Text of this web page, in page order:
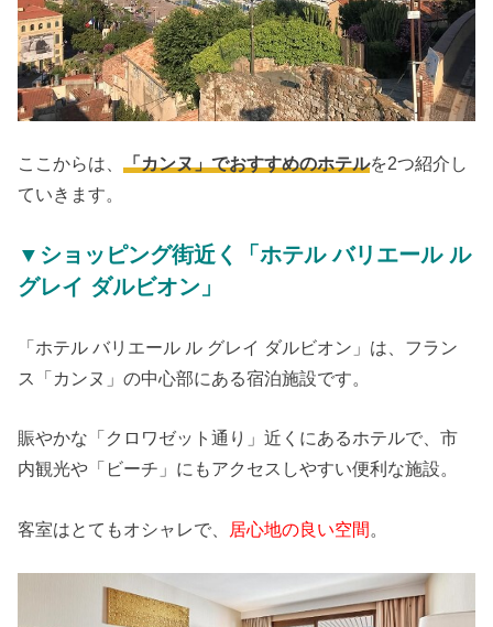
ここからは、「カンヌ」でおすすめのホテルを2つ紹介し
ていきます。
▼ショッピング街近く「ホテル バリエール ル
グレイ ダルビオン」
「ホテル バリエール ル グレイ ダルビオン」は、フラン
ス「カンヌ」の中心部にある宿泊施設です。
賑やかな「クロワゼット通り」近くにあるホテルで、市
内観光や「ビーチ」にもアクセスしやすい便利な施設。
客室はとてもオシャレで、 居心地の良い空間。